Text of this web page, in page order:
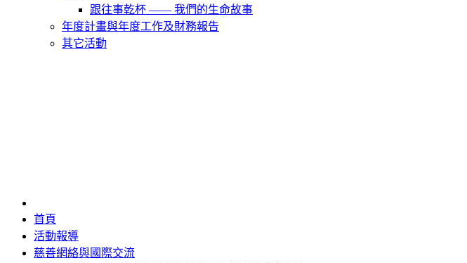
跟往事乾杯 —— 我們的生命故事
年度計畫與年度工作及財務報告
其它活動
首頁
活動報導
慈善網絡與國際交流